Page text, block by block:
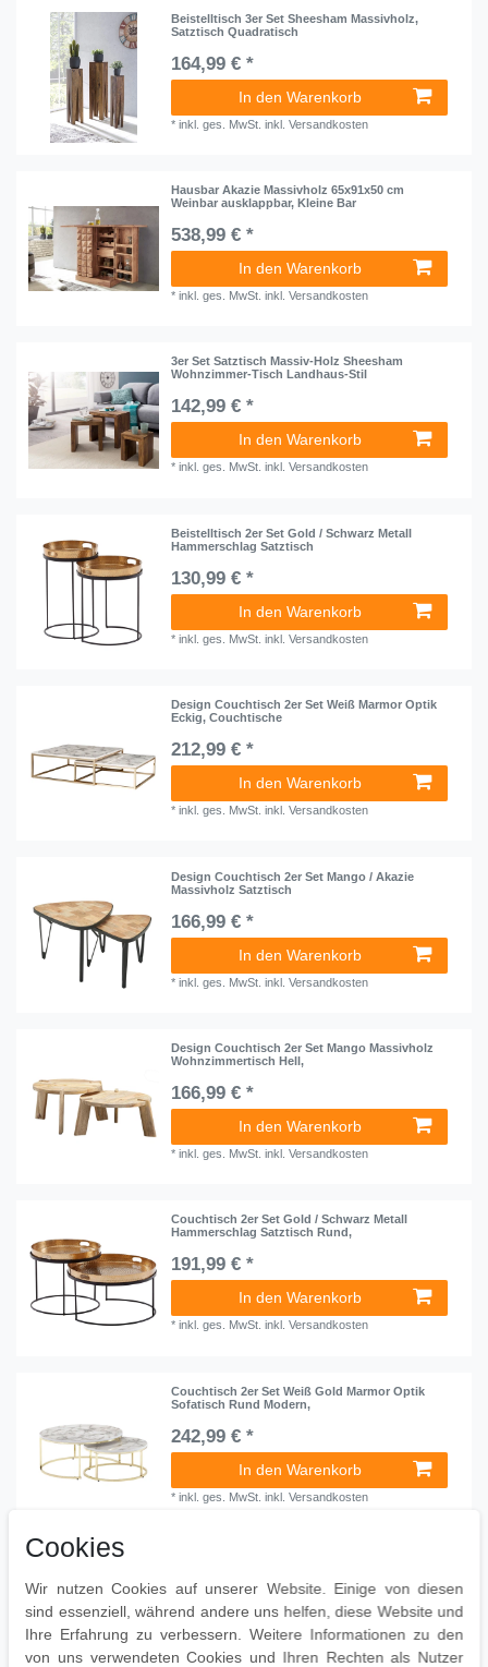
Beistelltisch 3er Set Sheesham Massivholz,
Satztisch Quadratisch
164,99 € *
In den Warenkorb
*inkl. ges. MwSt. inkl.Versandkosten
Hausbar Akazie Massivholz 65x91x50 cm
Weinbar ausklappbar, Kleine Bar
538,99 € *
In den Warenkorb
*inkl. ges. MwSt. inkl.Versandkosten
3er Set Satztisch Massiv-Holz Sheesham
Wohnzimmer-Tisch Landhaus-Stil
142,99 € *
In den Warenkorb
*inkl. ges. MwSt. inkl.Versandkosten
Beistelltisch 2er Set Gold / Schwarz Metall
Hammerschlag Satztisch
130,99 € *
In den Warenkorb
*inkl. ges. MwSt. inkl.Versandkosten
Design Couchtisch 2er Set Weiß Marmor Optik
Eckig, Couchtische
212,99 € *
In den Warenkorb
*inkl. ges. MwSt. inkl.Versandkosten
Design Couchtisch 2er Set Mango / Akazie
Massivholz Satztisch
166,99 € *
In den Warenkorb
*inkl. ges. MwSt. inkl.Versandkosten
Design Couchtisch 2er Set Mango Massivholz
Wohnzimmertisch Hell,
166,99 € *
In den Warenkorb
*inkl. ges. MwSt. inkl.Versandkosten
Couchtisch 2er Set Gold / Schwarz Metall
Hammerschlag Satztisch Rund,
191,99 € *
In den Warenkorb
*inkl. ges. MwSt. inkl.Versandkosten
Couchtisch 2er Set Weiß Gold Marmor Optik
Sofatisch Rund Modern,
242,99 € *
In den Warenkorb
*inkl. ges. MwSt. inkl.Versandkosten
188,99 € *
In den Warenkorb
Cookies
Wir nutzen Cookies auf unserer Website. Einige von diesen
sind essenziell, während andere uns helfen, diese Website und
Ihre Erfahrung zu verbessern. Weitere Informationen zu den
von uns verwendeten Cookies und Ihren Rechten als Nutzer